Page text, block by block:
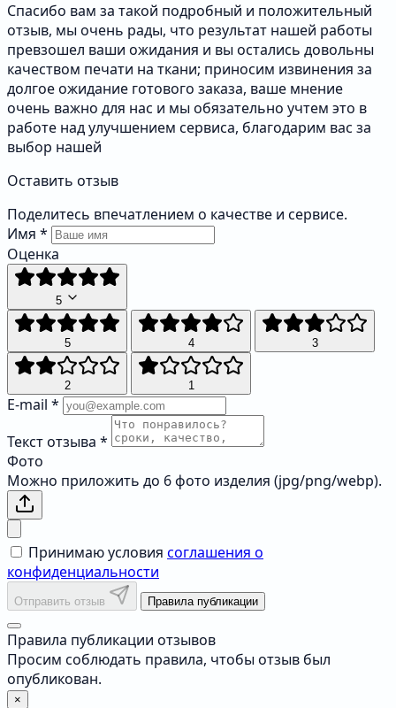
Спасибо вам за такой подробный и положительный
отзыв, мы очень рады, что результат нашей работы
превзошел ваши ожидания и вы остались довольны
качеством печати на ткани; приносим извинения за
долгое ожидание готового заказа, ваше мнение
очень важно для нас и мы обязательно учтем это в
работе над улучшением сервиса, благодарим вас за
выбор нашей
Оставить отзыв
Поделитесь впечатлением о качестве и сервисе.
Имя *
Оценка
5
5 4 3
2 1
E-mail *
Текст отзыва *
Фото
Можно приложить до 6 фото изделия (jpg/png/webp).
Принимаю условия соглашения о
конфиденциальности
Отправить отзыв Правила публикации
Правила публикации отзывов
Просим соблюдать правила, чтобы отзыв был
опубликован.
×